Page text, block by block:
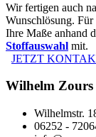
Wir fertigen auch
Wunschlösung.
Ihre Maße anhand
Stoffauswahl mit.
JETZT
Wilhelm
Wilhelmstr.
06252 -